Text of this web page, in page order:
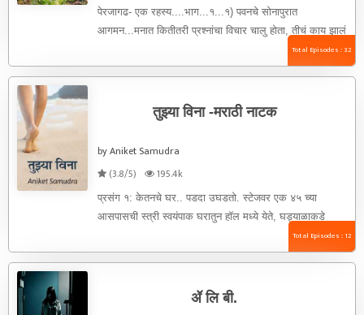
पेरजागढ- एक रहस्य....भाग...१...१) पवनचे सोनापुरात
आगमन...मनात कितीतरी प्रश्नांचा विचार चालु होता, तीचं काय झालं
Total Episodes : 32
तुझ्या विना -मराठी नाटक
by Aniket Samudra
(3.8/5)
195.4k
प्रसंग १: केतनचे घर.. पडदा उघडतो. स्टेजवर एक ४५ च्या
आसपासची स्त्री स्वयंपाक घरातुन हॉल मध्ये येते, घड्याळाकडे
Total Episodes : 12
ॲ लि बी.